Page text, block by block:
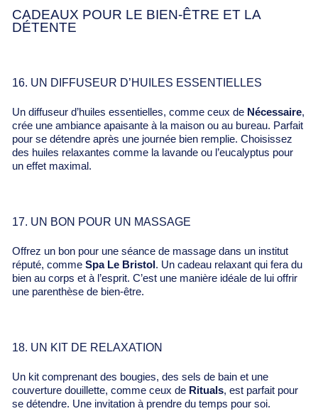
CADEAUX POUR LE BIEN-ÊTRE ET LA
DÉTENTE
16. UN DIFFUSEUR D’HUILES ESSENTIELLES
Un diffuseur d’huiles essentielles, comme ceux de Nécessaire,
crée une ambiance apaisante à la maison ou au bureau. Parfait
pour se détendre après une journée bien remplie. Choisissez
des huiles relaxantes comme la lavande ou l’eucalyptus pour
un effet maximal.
17. UN BON POUR UN MASSAGE
Offrez un bon pour une séance de massage dans un institut
réputé, comme Spa Le Bristol . Un cadeau relaxant qui fera du
bien au corps et à l’esprit. C’est une manière idéale de lui offrir
une parenthèse de bien-être.
18. UN KIT DE RELAXATION
Un kit comprenant des bougies, des sels de bain et une
couverture douillette, comme ceux de Rituals, est parfait pour
se détendre. Une invitation à prendre du temps pour soi.